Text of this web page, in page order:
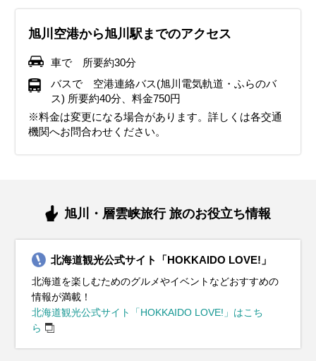
旭川空港から旭川駅までのアクセス
車で 所要約30分
バスで 空港連絡バス(旭川電気軌道・ふらのバ
ス) 所要約40分、料金750円
※料金は変更になる場合があります。詳しくは各交通
機関へお問合わせください。
旭川・層雲峡旅行 旅のお役立ち情報
北海道観光公式サイト「HOKKAIDO LOVE!」
北海道を楽しむためのグルメやイベントなどおすすめの
情報が満載！
北海道観光公式サイト「HOKKAIDO LOVE!」はこち
ら